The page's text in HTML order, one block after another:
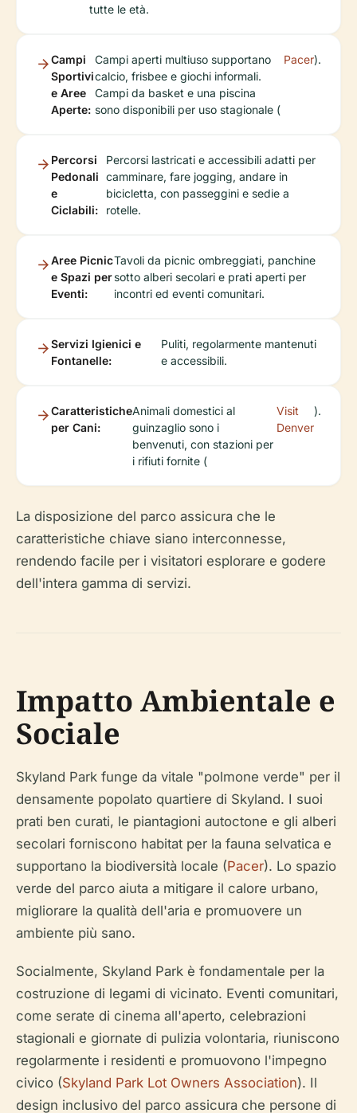
tutte le età.
Campi
Sportivi
e Aree
Aperte:
Campi aperti multiuso supportano
calcio, frisbee e giochi informali.
Campi da basket e una piscina
sono disponibili per uso stagionale (
Pacer).
Percorsi
Pedonali
e
Ciclabili:
Percorsi lastricati e accessibili adatti per
camminare, fare jogging, andare in
bicicletta, con passeggini e sedie a
rotelle.
Aree Picnic
e Spazi per
Eventi:
Tavoli da picnic ombreggiati, panchine
sotto alberi secolari e prati aperti per
incontri ed eventi comunitari.
Servizi Igienici e
Fontanelle:
Puliti, regolarmente mantenuti
e accessibili.
Caratteristiche
per Cani:
Animali domestici al
guinzaglio sono i
benvenuti, con stazioni per
i rifiuti fornite (
Visit
Denver
).
La disposizione del parco assicura che le
caratteristiche chiave siano interconnesse,
rendendo facile per i visitatori esplorare e godere
dell'intera gamma di servizi.
Impatto Ambientale e
Sociale
Skyland Park funge da vitale "polmone verde" per il
densamente popolato quartiere di Skyland. I suoi
prati ben curati, le piantagioni autoctone e gli alberi
secolari forniscono habitat per la fauna selvatica e
supportano la biodiversità locale (Pacer). Lo spazio
verde del parco aiuta a mitigare il calore urbano,
migliorare la qualità dell'aria e promuovere un
ambiente più sano.
Socialmente, Skyland Park è fondamentale per la
costruzione di legami di vicinato. Eventi comunitari,
come serate di cinema all'aperto, celebrazioni
stagionali e giornate di pulizia volontaria, riuniscono
regolarmente i residenti e promuovono l'impegno
civico (Skyland Park Lot Owners Association). Il
design inclusivo del parco assicura che persone di